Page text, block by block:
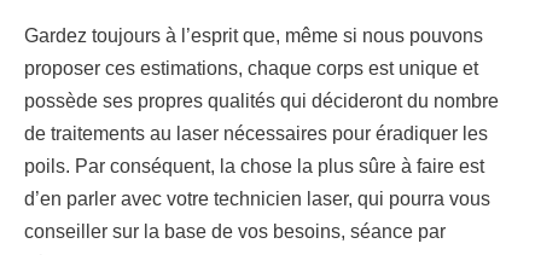
Gardez toujours à l’esprit que, même si nous pouvons
proposer ces estimations, chaque corps est unique et
possède ses propres qualités qui décideront du nombre
de traitements au laser nécessaires pour éradiquer les
poils. Par conséquent, la chose la plus sûre à faire est
d’en parler avec votre technicien laser, qui pourra vous
conseiller sur la base de vos besoins, séance par